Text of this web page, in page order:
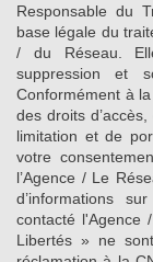
Responsable du
base légale du
/ du Réseau.
suppression et
Conformément à
des droits
limitation et de
votre
l’Agence / Le
d’informations
contacté l'Agence
Libertés » ne